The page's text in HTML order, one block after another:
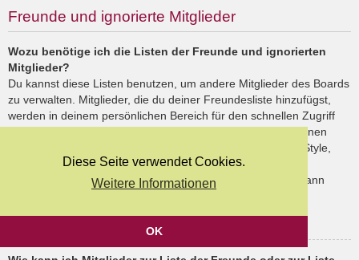
Diese Seite verwendet Cookies.
Weitere Informationen
OK
Freunde und ignorierte Mitglieder
Wozu benötige ich die Listen der Freunde und ignorierten
Mitglieder?
Du kannst diese Listen benutzen, um andere Mitglieder des Boards
zu verwalten. Mitglieder, die du deiner Freundesliste hinzufügst,
werden in deinem persönlichen Bereich für den schnellen Zugriff
aufgelistet. Du siehst dort deren Onlinestatus und kannst ihnen
schnell eine Private Nachricht senden. Abhängig von dem Style,
den du verwendest, können Beiträge deiner Freunde auch
hervorgehoben sein. Wenn du einen Benutzer ignorierst, dann